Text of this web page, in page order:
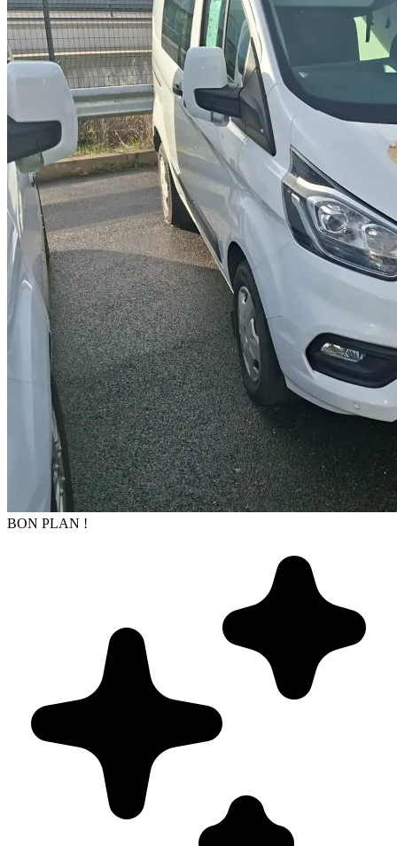
BON PLAN !